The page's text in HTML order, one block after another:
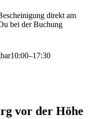
direkt am
bei der Buchung
10:00–17:30
vor der Höhe